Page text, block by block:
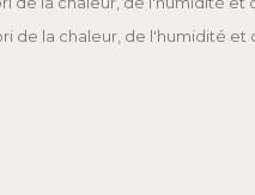
de la chaleur, de l'humidité et